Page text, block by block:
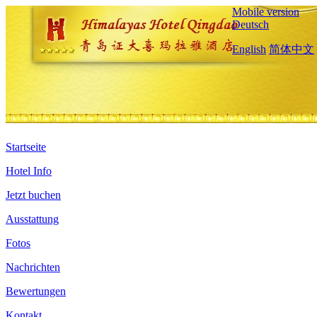
Mobile version
Deutsch
English 简体中文
Startseite
Hotel Info
Jetzt buchen
Ausstattung
Fotos
Nachrichten
Bewertungen